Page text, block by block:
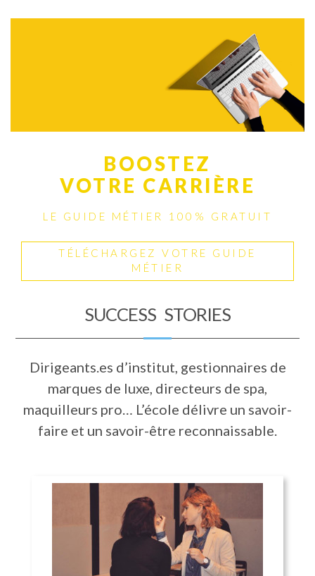
BOOSTEZ
VOTRE CARRIÈRE
LE GUIDE MÉTIER 100% GRATUIT
TÉLÉCHARGEZ VOTRE GUIDE
MÉTIER
SUCCESS STORIES
Dirigeants.es d’institut, gestionnaires de
marques de luxe, directeurs de spa,
maquilleurs pro… L’école délivre un savoir-
faire et un savoir-être reconnaissable.